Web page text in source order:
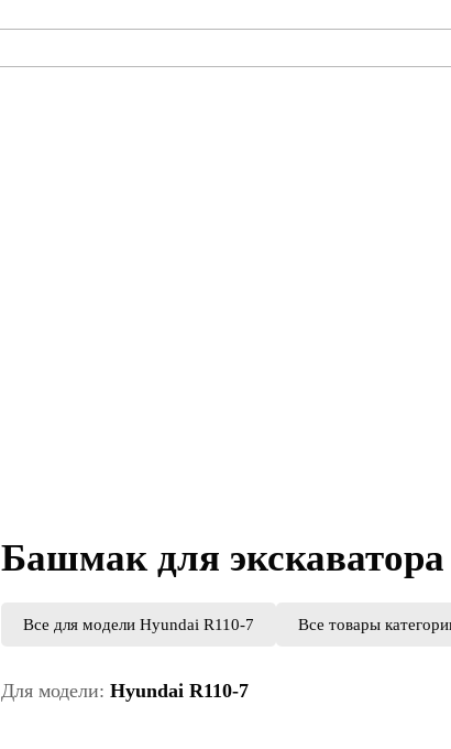
Башмак для
Все для модели Hyundai R110-7 Все товары
Для модели: Hyundai R110-7